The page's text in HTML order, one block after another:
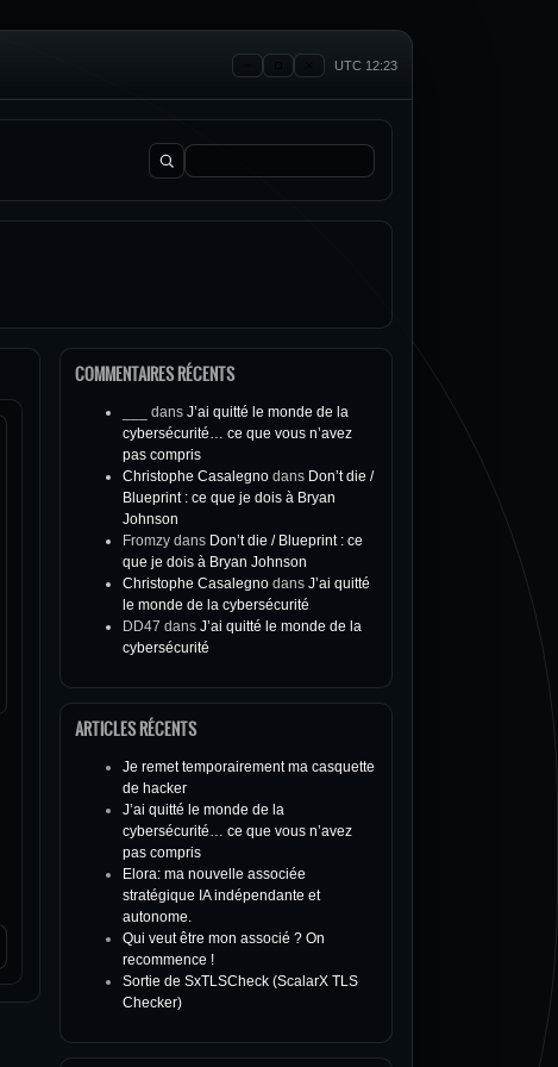
UTC 12:23
Rechercher :
COMMENTAIRES RÉCENTS
dans J’ai quitté le monde de la
cybersécurité… ce que vous n’avez
pas compris
Christophe Casalegno dans Don’t die /
Blueprint : ce que je dois à Bryan
Johnson
Fromzy dans Don’t die / Blueprint : ce
que je dois à Bryan Johnson
Christophe Casalegno dans J’ai quitté
le monde de la cybersécurité
DD47 dans J’ai quitté le monde de la
cybersécurité
ARTICLES RÉCENTS
Je remet temporairement ma casquette
de hacker
J’ai quitté le monde de la
cybersécurité… ce que vous n’avez
pas compris
Elora: ma nouvelle associée
stratégique IA indépendante et
autonome.
Qui veut être mon associé ? On
recommence !
Sortie de SxTLSCheck (ScalarX TLS
Checker)